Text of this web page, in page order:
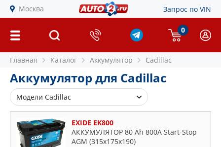
Москва Запрос по VIN
0
Главная Каталог Аккумулятор Cadillac
Аккумулятор для Cadillac
Модели Cadillac
Ats
Bls
Ct6
EXIDE EK800
АККУМУЛЯТОР 80 Ah 800A Start-Stop
AGM (315х175х190)